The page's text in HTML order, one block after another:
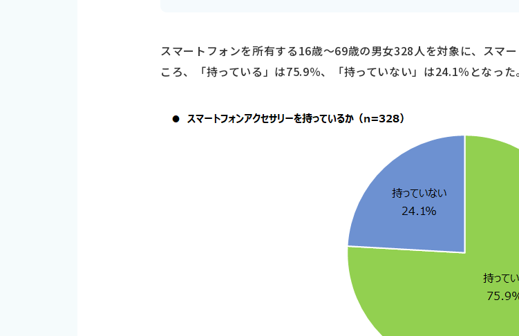
スマートフォンを所有する16歳～69歳の男女328人を対象に、スマ
ころ、「持っている」は75.9％、「持っていない」は24.1％となった。